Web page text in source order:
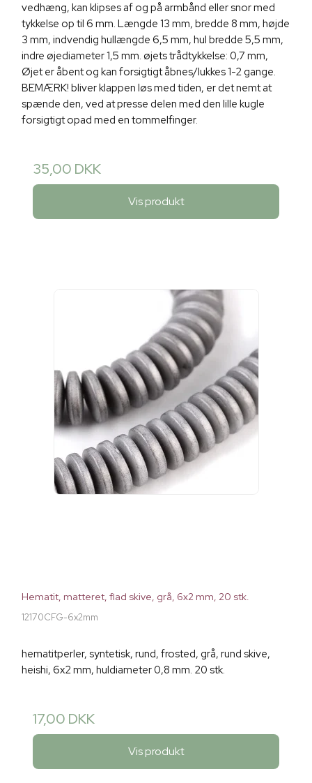
vedhæng, kan klipses af og på armbånd eller snor med
tykkelse op til 6 mm. Længde 13 mm, bredde 8 mm, højde
3 mm, indvendig hullængde 6,5 mm, hul bredde 5,5 mm,
indre øjediameter 1,5 mm. øjets trådtykkelse: 0,7 mm,
Øjet er åbent og kan forsigtigt åbnes/lukkes 1-2 gange.
BEMÆRK! bliver klappen løs med tiden, er det nemt at
spænde den, ved at presse delen med den lille kugle
forsigtigt opad med en tommelfinger.
35,00 DKK
Vis produkt
Hematit, matteret, flad skive, grå, 6x2 mm, 20 stk.
12170CFG-6x2mm
hematitperler, syntetisk, rund, frosted, grå, rund skive,
heishi, 6x2 mm, huldiameter 0,8 mm. 20 stk.
17,00 DKK
Vis produkt